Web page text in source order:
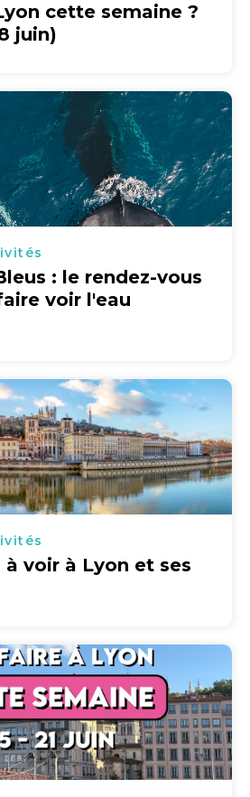
cette semaine ?
juin)
: le rendez-vous
voir l'eau
voir à Lyon et ses